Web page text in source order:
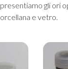
gli ori
e vetro.